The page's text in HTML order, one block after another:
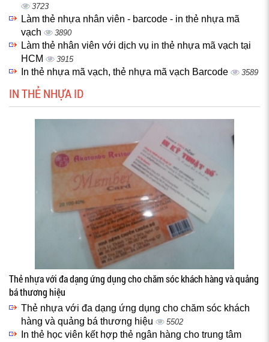
3723
Làm thẻ nhựa nhân viên - barcode - in thẻ nhựa mã
vạch
3890
Làm thẻ nhân viên với dịch vụ in thẻ nhựa mã vạch tại
HCM
3915
In thẻ nhựa mã vạch, thẻ nhựa mã vạch Barcode 3589
IN THẺ NHỰA ID
Thẻ nhựa với đa dạng ứng dụng cho chăm sóc khách hàng và quảng
bá thương hiệu
Thẻ nhựa với đa dạng ứng dụng cho chăm sóc khách
hàng và quảng bá thương hiệu
5502
In thẻ học viên kết hợp thẻ ngân hàng cho trung tâm